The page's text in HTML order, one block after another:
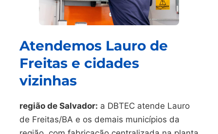
Atendemos Lauro de
Freitas e cidades
vizinhas
região de Salvador: a DBTEC atende Lauro
de Freitas/BA e os demais municípios da